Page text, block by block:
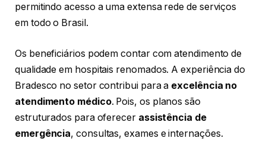
permitindo acesso a uma extensa rede de serviços
em todo o Brasil.
Os beneficiários podem contar com atendimento de
qualidade em hospitais renomados. A experiência do
Bradesco no setor contribui para a excelência no
atendimento médico. Pois, os planos são
estruturados para oferecer assistência de
emergência, consultas, exames e internações.